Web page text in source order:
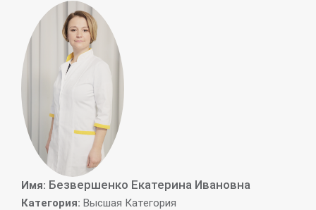
Имя: Безвершенко Екатерина Ивановна
Категория: Высшая Категория